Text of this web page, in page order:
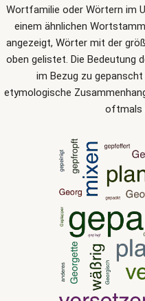
Wortfamilie oder Wörtern im
einem ähnlichen
angezeigt, Wörter mit der
oben gelistet. Die Bedeutung
im Bezug zu
etymologische
oftmals